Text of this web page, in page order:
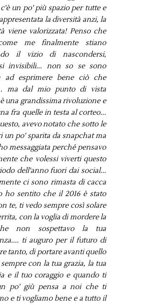
un po' più spazio per tutte e
la diversità anzi, la
viene valorizzata! Penso che
me finalmente stiano
il vizio di nascondersi,
invisibili... non so se sono
ad esprimere bene ciò che
ma dal mio punto di vista
una grandissima rivoluzione e
fra quelle in testa al corteo...
avevo notato che sotto le
un po' sparita da snapchat ma
messaggiata perché pensavo
che volessi viverti questo
dell'anno fuori dai social...
ci sono rimasta di cacca
ho sentito che il 2016 è stato
te, ti vedo sempre così solare
con la voglia di mordere la
non sospettavo la tua
ti auguro per il futuro di
tanto, di portare avanti quello
con la tua grazia, la tua
e il tuo coraggio e quando ti
po' giù pensa a noi che ti
e ti vogliamo bene e a tutto il